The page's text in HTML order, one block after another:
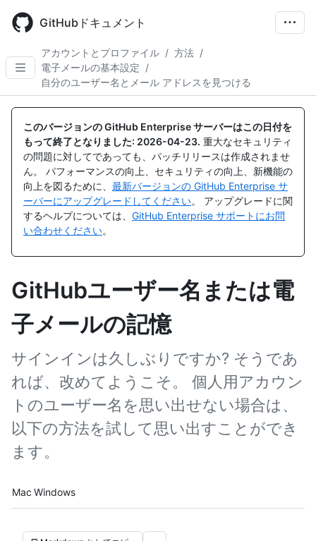
main
GitHubドキュメント
アカウントとプロファイル / 方法 /
電子メールの基本設定 /
自分のユーザー名とメール アドレスを見つける
このバージョンの GitHub Enterprise サーバーはこの日付を
もって終了となりました: 2026-04-23. 重大なセキュリティ
の問題に対してであっても、パッチリリースは作成されませ
ん。 パフォーマンスの向上、セキュリティの向上、新機能の
向上を図るために、 最新バージョンの GitHub Enterprise サ
ーバーにアップグレードしてください。 アップグレードに関
するヘルプについては、 GitHub Enterprise サポートにお問
い合わせください。
GitHubユーザー名または電
子メールの記憶
サインインは久しぶりですか? そうであ
れば、改めてようこそ。 個人用アカウン
トのユーザー名を思い出せない場合は、
以下の方法を試して思い出すことができ
ます。
Platform navigation
Mac Windows